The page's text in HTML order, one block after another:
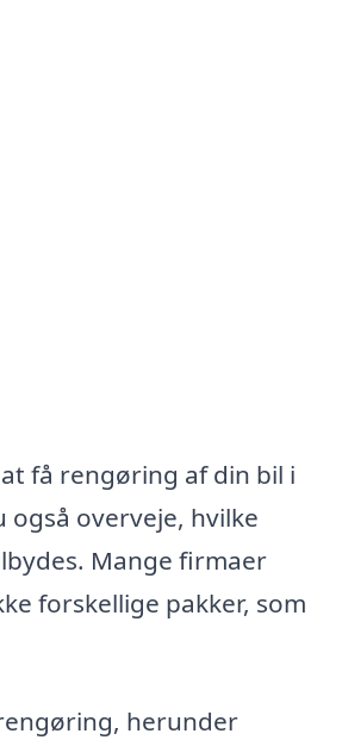
få rengøring af din bil i
også overveje, hvilke
Mange firmaer
forskellige pakker, som
herunder